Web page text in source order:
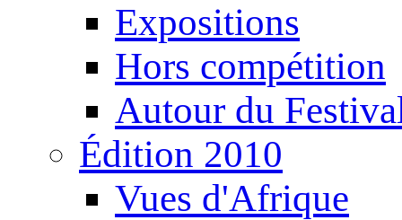
Expositions
Hors compétition
Autour du
Édition 2010
Vues d'Afrique